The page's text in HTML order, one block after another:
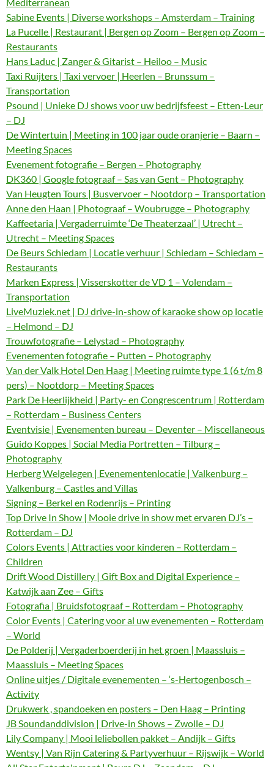
Sabine Events | Diverse workshops – Amsterdam – Training
La Pucelle | Restaurant | Bergen op Zoom – Bergen op Zoom –
Restaurants
Hans Laduc | Zanger & Gitarist – Heiloo – Music
Taxi Ruijters | Taxi vervoer | Heerlen – Brunssum –
Transportation
Psound | Unieke DJ shows voor uw bedrijfsfeest – Etten-Leur
– DJ
De Wintertuin | Meeting in 100 jaar oude oranjerie – Baarn –
Meeting Spaces
Evenement fotografie – Bergen – Photography
DK360 | Google fotograaf – Sas van Gent – Photography
Van Heugten Tours | Busvervoer – Nootdorp – Transportation
Anne den Haan | Photograaf – Woubrugge – Photography
Kaffeetaria | Vergaderruimte ‘De Theaterzaal’ | Utrecht –
Utrecht – Meeting Spaces
De Beurs Schiedam | Locatie verhuur | Schiedam – Schiedam –
Restaurants
Marken Express | Visserskotter de VD 1 – Volendam –
Transportation
LiveMuziek.net | DJ drive-in-show of karaoke show op locatie
– Helmond – DJ
Trouwfotografie – Lelystad – Photography
Evenementen fotografie – Putten – Photography
Van der Valk Hotel Den Haag | Meeting ruimte type 1 (6 t/m 8
pers) – Nootdorp – Meeting Spaces
Park De Heerlijkheid | Party- en Congrescentrum | Rotterdam
– Rotterdam – Business Centers
Eventvisie | Evenementen bureau – Deventer – Miscellaneous
Guido Koppes | Social Media Portretten – Tilburg –
Photography
Herberg Welgelegen | Evenementenlocatie | Valkenburg –
Valkenburg – Castles and Villas
Signing – Berkel en Rodenrijs – Printing
Top Drive In Show | Mooie drive in show met ervaren DJ’s –
Rotterdam – DJ
Colors Events | Attracties voor kinderen – Rotterdam –
Children
Drift Wood Distillery | Gift Box and Digital Experience –
Katwijk aan Zee – Gifts
Fotografia | Bruidsfotograaf – Rotterdam – Photography
Color Events | Catering voor al uw evenementen – Rotterdam
– World
De Polderij | Vergaderboerderij in het groen | Maassluis –
Maassluis – Meeting Spaces
Online uitjes / Digitale evenementen – ‘s-Hertogenbosch –
Activity
Drukwerk , spandoeken en posters – Den Haag – Printing
JB Soundanddivision | Drive-in Shows – Zwolle – DJ
Lily Company | Mooi leliebollen pakket – Andijk – Gifts
Wentsy | Van Rijn Catering & Partyverhuur – Rijswijk – World